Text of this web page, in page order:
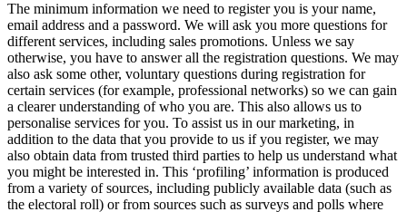
The minimum information we need to register you is your name,
email address and a password. We will ask you more questions for
different services, including sales promotions. Unless we say
otherwise, you have to answer all the registration questions. We may
also ask some other, voluntary questions during registration for
certain services (for example, professional networks) so we can gain
a clearer understanding of who you are. This also allows us to
personalise services for you. To assist us in our marketing, in
addition to the data that you provide to us if you register, we may
also obtain data from trusted third parties to help us understand what
you might be interested in. This ‘profiling’ information is produced
from a variety of sources, including publicly available data (such as
the electoral roll) or from sources such as surveys and polls where